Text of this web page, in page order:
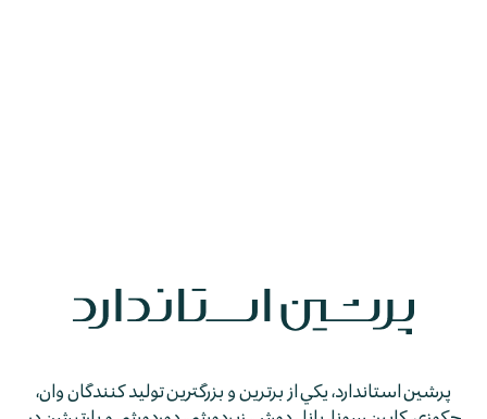
پرشين استاندارد، يكي از برترين و بزرگترين توليد كنندگان وان،